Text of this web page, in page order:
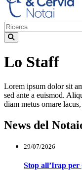
Lo Staff
Lorem ipsum dolor sit
sed ante a euismod.
diam metus ornare
News del
29/07/2026
Stop all’Irap per